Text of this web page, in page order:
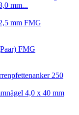
mm...
FMG
FMG
250
4,0 x 40 mm